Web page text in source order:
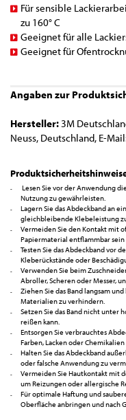
Für sensible
zu 160° C
Geeignet für alle
Geeignet für
Angaben zur
Hersteller: 3M
Neuss, Deutschland, E-
Lesen Sie vor der Anwendung
Nutzung zu gewährleisten.
Lagern Sie das Abdeckband an
gleichbleibende Klebeleistung
Vermeiden Sie den Kontakt mit
Papiermaterial entflammbar sein
Testen Sie das Abdeckband vor
Kleberückstände oder
Verwenden Sie beim
Abroller, Scheren oder Messer,
Ziehen Sie das Band langsam
Materialien zu verhindern.
Setzen Sie das Band nicht unter
reißen kann.
Entsorgen Sie verbrauchtes
Farben, Lacken oder
Halten Sie das Abdeckband
oder falsche Anwendung zu
Vermeiden Sie Hautkontakt mit
um Reizungen oder allergische
Für optimale Haftung und
Oberfläche anbringen und nach